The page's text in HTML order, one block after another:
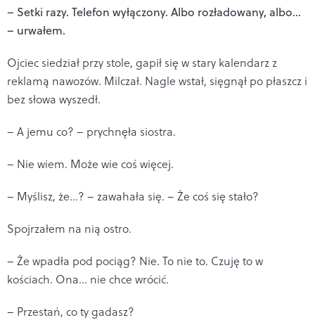
– Setki razy. Telefon wyłączony. Albo rozładowany, albo...
– urwałem.
Ojciec siedział przy stole, gapił się w stary kalendarz z
reklamą nawozów. Milczał. Nagle wstał, sięgnął po płaszcz i
bez słowa wyszedł.
– A jemu co? – prychnęła siostra.
– Nie wiem. Może wie coś więcej.
– Myślisz, że…? – zawahała się. – Że coś się stało?
Spojrzałem na nią ostro.
– Że wpadła pod pociąg? Nie. To nie to. Czuję to w
kościach. Ona… nie chce wrócić.
– Przestań, co ty gadasz?